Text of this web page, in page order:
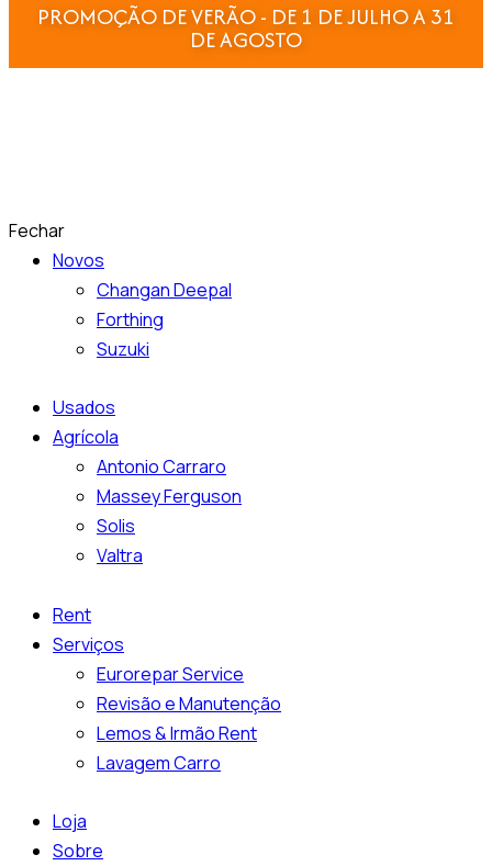
PROMOÇÃO DE VERÃO - DE 1 DE JULHO A 31
DE AGOSTO
Fechar
Novos
Changan Deepal
Forthing
Suzuki
Usados
Agrícola
Antonio Carraro
Massey Ferguson
Solis
Valtra
Rent
Serviços
Eurorepar Service
Revisão e Manutenção
Lemos & Irmão Rent
Lavagem Carro
Loja
Sobre